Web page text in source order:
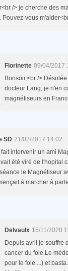
/> je cherche des
Pouvez-vous
Florinette 09/04/2017
Bonsoir,<br />
docteur Lang, je n'en
magnétiseurs en
SD 21/02/2017 14:02
fait intervenir un ami
été viré de l'hopital
le Magnétiseur
à marcher à
Delvaulx 15/11/2020
Depuis avril je souffre
cancer du foie.Le
pour le foie ...) et